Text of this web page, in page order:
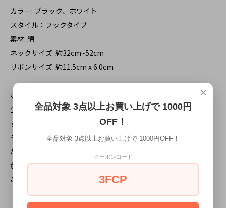
カラー: ブラック、ホワイト
スタイル：フックタイプ
素材: 綿
ネックサイズ: 約32cm~52cm
リボンサイズ: 約11.5cm x 6.0cm
ご注意：手作り品になりますので、形成時に出来る歪み、
生地のずれなど出来る場合がございます。
すべて手作りの風合いとなりますので、
それらによる返品、返金等は出来ませんのであらかじめご了承く
ださい。
色うつりする可能性がございますので、ご注意ください。
これら場合の一切の責任は負いかねますのでご了承ください。
×
全品対象 3点以上お買い上げで 1000円
OFF！
全品対象 3点以上お買い上げで 1000円OFF！
クーポンコード
3FCP